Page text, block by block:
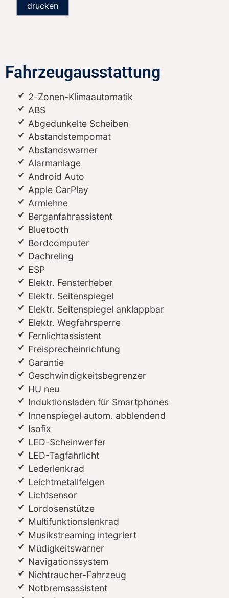
drucken
Fahrzeugausstattung
2-Zonen-Klimaautomatik
ABS
Abgedunkelte Scheiben
Abstandstempomat
Abstandswarner
Alarmanlage
Android Auto
Apple CarPlay
Armlehne
Berganfahrassistent
Bluetooth
Bordcomputer
Dachreling
ESP
Elektr. Fensterheber
Elektr. Seitenspiegel
Elektr. Seitenspiegel anklappbar
Elektr. Wegfahrsperre
Fernlichtassistent
Freisprecheinrichtung
Garantie
Geschwindigkeitsbegrenzer
HU neu
Induktionsladen für Smartphones
Innenspiegel autom. abblendend
Isofix
LED-Scheinwerfer
LED-Tagfahrlicht
Lederlenkrad
Leichtmetallfelgen
Lichtsensor
Lordosenstütze
Multifunktionslenkrad
Musikstreaming integriert
Müdigkeitswarner
Navigationssystem
Nichtraucher-Fahrzeug
Notbremsassistent